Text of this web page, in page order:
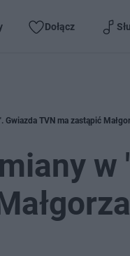
Dołącz
Gwiazda TVN ma zastąpić
w